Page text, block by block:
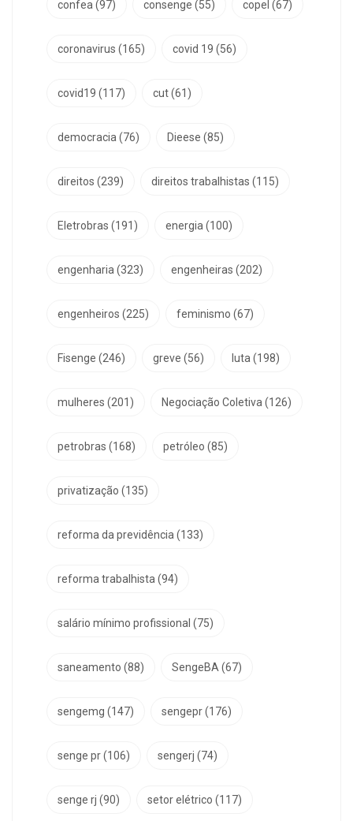
confea(97) consenge (55) copel (67)
coronavirus (165) covid 19 (56)
covid19 (117) cut(61)
democracia(76) Dieese (85)
direitos (239) direitos trabalhistas (115)
Eletrobras (191) energia(100)
engenharia(323) engenheiras (202)
engenheiros (225) feminismo (67)
Fisenge (246) greve (56) luta(198)
mulheres (201) Negociação Coletiva(126)
petrobras (168) petróleo (85)
privatização (135)
reforma da previdência(133)
reforma trabalhista(94)
salário mínimo profissional (75)
saneamento (88) SengeBA(67)
sengemg (147) sengepr(176)
senge pr(106) sengerj (74)
senge rj (90) setor elétrico (117)